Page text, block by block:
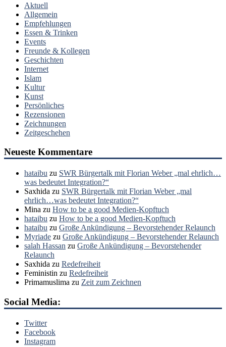
Aktuell
Allgemein
Empfehlungen
Essen & Trinken
Events
Freunde & Kollegen
Geschichten
Internet
Islam
Kultur
Kunst
Persönliches
Rezensionen
Zeichnungen
Zeitgeschehen
Neueste Kommentare
hataibu zu SWR Bürgertalk mit Florian Weber „mal ehrlich…
was bedeutet Integration?“
Saxhida zu SWR Bürgertalk mit Florian Weber „mal
ehrlich…was bedeutet Integration?“
Mina zu How to be a good Medien-Kopftuch
hataibu zu How to be a good Medien-Kopftuch
hataibu zu Große Ankündigung – Bevorstehender Relaunch
Myriade zu Große Ankündigung – Bevorstehender Relaunch
salah Hassan zu Große Ankündigung – Bevorstehender
Relaunch
Saxhida zu Redefreiheit
Feministin zu Redefreiheit
Primamuslima zu Zeit zum Zeichnen
Social Media:
Twitter
Facebook
Instagram